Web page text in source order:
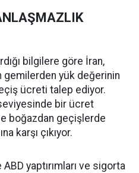
bilgilere göre İran,
gemilerden yük değerinin
ücreti talep ediyor.
bir ücret
boğazdan geçişlerde
karşı çıkıyor.
yaptırımları ve sigorta